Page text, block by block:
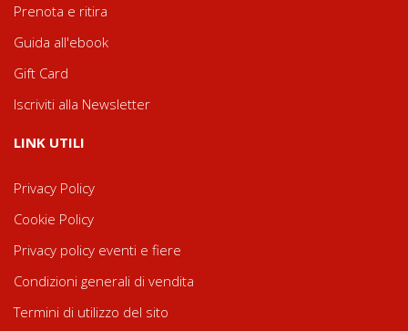
Prenota e ritira
Guida all'ebook
Gift Card
Iscriviti alla Newsletter
LINK UTILI
Privacy Policy
Cookie Policy
Privacy policy eventi e fiere
Condizioni generali di vendita
Termini di utilizzo del sito